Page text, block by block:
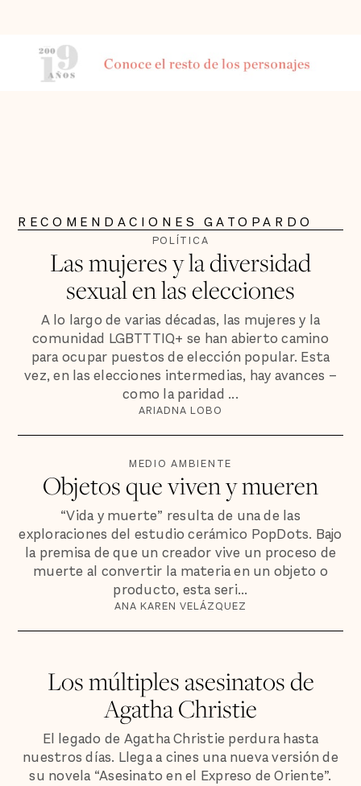
RECOMENDACIONES GATOPARDO
POLÍTICA
Las mujeres y la diversidad
sexual en las elecciones
A lo largo de varias décadas, las mujeres y la
comunidad LGBTTTIQ+ se han abierto camino
para ocupar puestos de elección popular. Esta
vez, en las elecciones intermedias, hay avances –
como la paridad ...
ARIADNA LOBO
MEDIO AMBIENTE
Objetos que viven y mueren
“Vida y muerte” resulta de una de las
exploraciones del estudio cerámico PopDots. Bajo
la premisa de que un creador vive un proceso de
muerte al convertir la materia en un objeto o
producto, esta seri...
ANA KAREN VELÁZQUEZ
Los múltiples asesinatos de
Agatha Christie
El legado de Agatha Christie perdura hasta
nuestros días. Llega a cines una nueva versión de
su novela “Asesinato en el Expreso de Oriente”.